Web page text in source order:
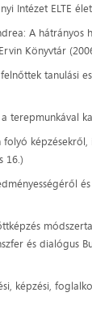
Intézet ELTE
A
Könyvtár
tanulási
terepmunkával
16.)
és dialógus
képzési,